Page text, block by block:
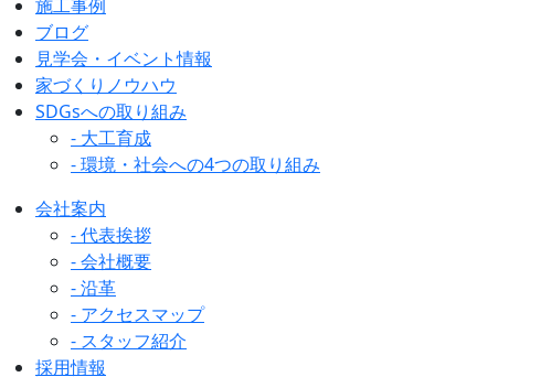
施工事例
ブログ
見学会・イベント情報
家づくりノウハウ
SDGsへの取り組み
- 大工育成
- 環境・社会への4つの取り組み
会社案内
- 代表挨拶
- 会社概要
- 沿革
- アクセスマップ
- スタッフ紹介
採用情報